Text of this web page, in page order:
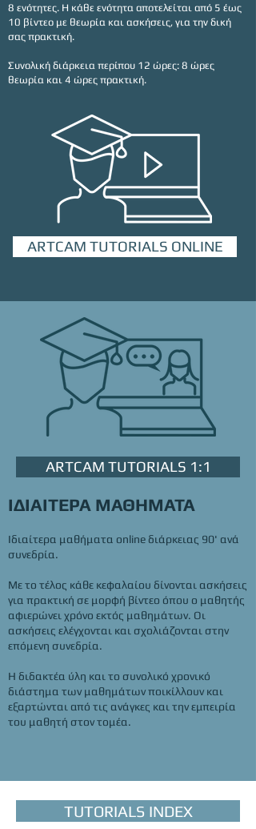
8 ενότητες. Η κάθε ενότητα αποτελείται από 5 έως
10 βίντεο με θεωρία και ασκήσεις, για την δική
σας πρακτική.
Συνολική διάρκεια περίπου 12 ώρες: 8 ώρες
θεωρία και 4 ώρες πρακτική.
ARTCAM TUTORIALS ONLINE
ARTCAM TUTORIALS 1:1
ΙΔΙΑΙΤΕΡΑ ΜΑΘΗΜΑΤΑ
Ιδιαίτερα μαθήματα online διάρκειας 90' ανά
συνεδρία.
Με το τέλος κάθε κεφαλαίου δίνονται ασκήσεις
για πρακτική σε μορφή βίντεο όπου ο μαθητής
αφιερώνει χρόνο εκτός μαθημάτων. Οι
ασκήσεις ελέγχονται και σχολιάζονται στην
επόμενη συνεδρία.
Η διδακτέα ύλη και το συνολικό χρονικό
διάστημα των μαθημάτων ποικίλλουν και
εξαρτώνται από τις ανάγκες και την εμπειρία
του μαθητή στον τομέα.
TUTORIALS INDEX